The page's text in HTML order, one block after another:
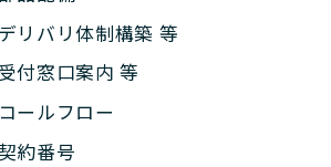
デリバリ体制構築 等
受付窓口案内 等
コールフロー
契約番号